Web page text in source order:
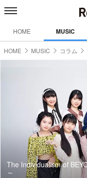
HOME MUSIC
HOME MUSIC コラム
The Individualism of
～